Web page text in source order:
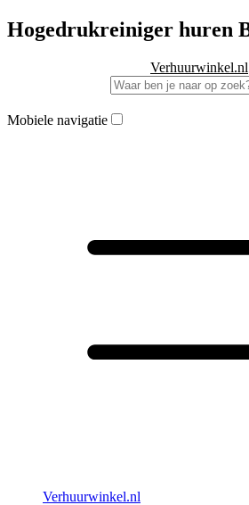
Hogedrukreiniger huren
Verhuurwinkel.nl
Mobiele navigatie
Verhuurwinkel.nl